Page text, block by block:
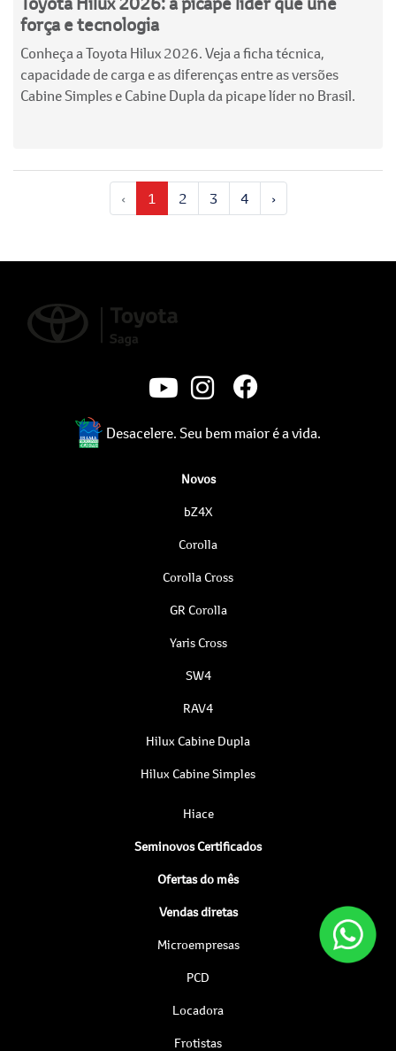
força e tecnologia
Conheça a Toyota Hilux 2026. Veja a ficha técnica,
capacidade de carga e as diferenças entre as versões
Cabine Simples e Cabine Dupla da picape líder no Brasil.
‹ 1 2 3 4 ›
Desacelere. Seu bem maior é a vida.
Novos
bZ4X
Corolla
Corolla Cross
GR Corolla
Yaris Cross
SW4
RAV4
Hilux Cabine Dupla
Hilux Cabine Simples
Hiace
Seminovos Certificados
Ofertas do mês
Vendas diretas
Microempresas
PCD
Locadora
Frotistas